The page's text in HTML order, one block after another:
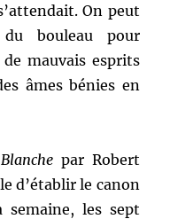
On peut
bouleau pour
mauvais esprits
âmes bénies en
par Robert
d’établir le canon
semaine, les sept